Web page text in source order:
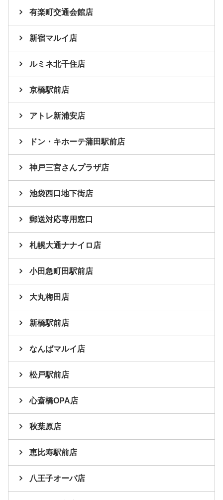
有楽町交通会館店
新宿マルイ店
ルミネ北千住店
京橋駅前店
アトレ新浦安店
ドン・キホーテ蒲田駅前店
神戸三宮さんプラザ店
池袋西口地下街店
郵送対応専用窓口
札幌大通ナナイロ店
小田急町田駅前店
大丸梅田店
新橋駅前店
なんばマルイ店
松戸駅前店
心斎橋OPA店
秋葉原店
恵比寿駅前店
八王子オーパ店